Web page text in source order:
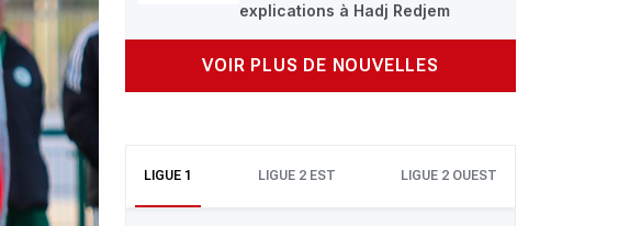
explications à Hadj Redjem
VOIR PLUS DE NOUVELLES
LIGUE 1 LIGUE 2 EST LIGUE 2 OUEST